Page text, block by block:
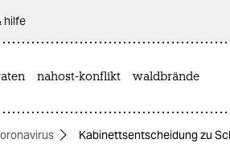
hilfe
nahost-konflikt waldbrände
Kabinettsentscheidung zu